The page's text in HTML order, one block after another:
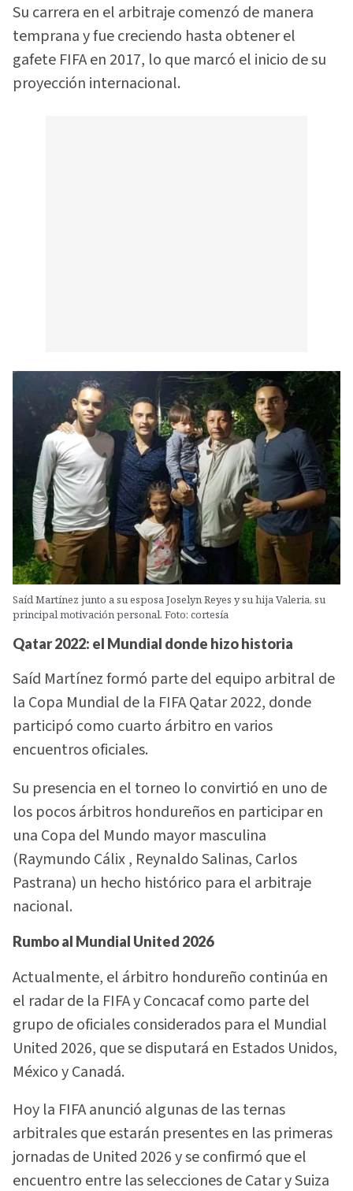
Su carrera en el arbitraje comenzó de manera
temprana y fue creciendo hasta obtener el
gafete FIFA en 2017, lo que marcó el inicio de su
proyección internacional.
Saíd Martínez junto a su esposa Joselyn Reyes y su hija Valeria, su
principal motivación personal. Foto: cortesía
Qatar 2022: el Mundial donde hizo historia
Saíd Martínez formó parte del equipo arbitral de
la Copa Mundial de la FIFA Qatar 2022, donde
participó como cuarto árbitro en varios
encuentros oficiales.
Su presencia en el torneo lo convirtió en uno de
los pocos árbitros hondureños en participar en
una Copa del Mundo mayor masculina
(Raymundo Cálix , Reynaldo Salinas, Carlos
Pastrana) un hecho histórico para el arbitraje
nacional.
Rumbo al Mundial United 2026
Actualmente, el árbitro hondureño continúa en
el radar de la FIFA y Concacaf como parte del
grupo de oficiales considerados para el Mundial
United 2026, que se disputará en Estados Unidos,
México y Canadá.
Hoy la FIFA anunció algunas de las ternas
arbitrales que estarán presentes en las primeras
jornadas de United 2026 y se confirmó que el
encuentro entre las selecciones de Catar y Suiza